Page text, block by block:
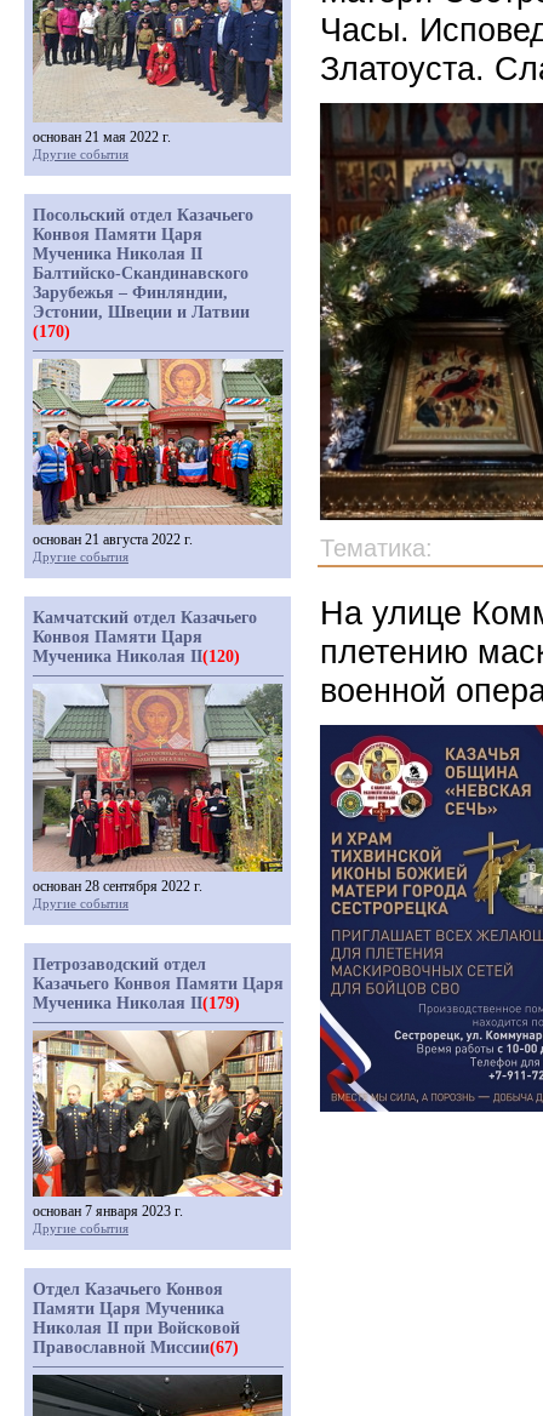
Часы.
Златоуста.
Тематика:
На улице
плетению
военной
основан 21 мая 2022 г.
Другие события
Посольский отдел Казачьего
Конвоя Памяти Царя
Мученика Николая II
Балтийско-Скандинавского
Зарубежья – Финляндии,
Эстонии, Швеции и Латвии
(170)
основан 21 августа 2022 г.
Другие события
Камчатский отдел Казачьего
Конвоя Памяти Царя
Мученика Николая II(120)
основан 28 сентября 2022 г.
Другие события
Петрозаводский отдел
Казачьего Конвоя Памяти Царя
Мученика Николая II(179)
основан 7 января 2023 г.
Другие события
Отдел Казачьего Конвоя
Памяти Царя Мученика
Николая II при Войсковой
Православной Миссии(67)